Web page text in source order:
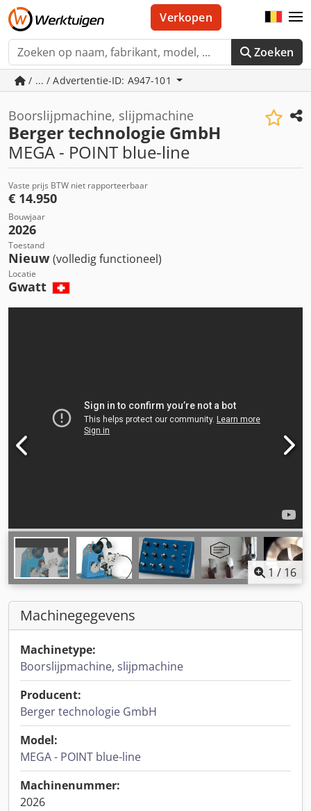
Zoeken
Verkopen
/ ... / Advertentie-ID: A947-101
Boorslijpmachine, slijpmachine
Berger technologie GmbH
MEGA - POINT blue-line
Vaste prijs BTW niet rapporteerbaar
€ 14.950
Bouwjaar
2026
Toestand
Nieuw (volledig functioneel)
Locatie
Gwatt
1 / 16
Machinegegevens
Machinetype:
Boorslijpmachine, slijpmachine
Producent:
Berger technologie GmbH
Model:
MEGA - POINT blue-line
Machinenummer:
2026